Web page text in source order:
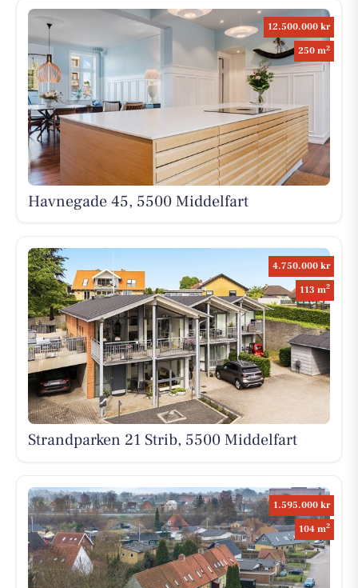
12.500.000 kr
250 m2
Havnegade 45, 5500 Middelfart
4.750.000 kr
113 m2
Strandparken 21 Strib, 5500 Middelfart
1.595.000 kr
104 m2